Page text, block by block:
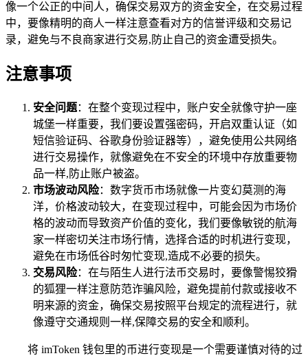
像一个公正的中间人，确保交易双方的资金安全，在交易过程
中，要像精明的商人一样注意查看对方的信誉评级和交易记
录，避免与不良商家进行交易,防止自己的资金遭受损失。
注意事项
安全问题：在整个变现过程中，账户安全就像守护一座
城堡一样重要，我们要设置强密码，开启双重认证（如
短信验证码、谷歌身份验证器等），避免使用公共网络
进行交易操作，就像避免在不安全的环境中存放重要物
品一样,防止账户被盗。
市场波动风险：数字货币市场就像一片变幻莫测的海
洋，价格波动较大，在变现过程中，可能会因为市场价
格的波动而导致资产价值的变化，我们要像敏锐的航海
家一样密切关注市场行情，选择合适的时机进行变现，
避免在市场低谷时匆忙变现,造成不必要的损失。
交易风险：在与陌生人进行法币交易时，要像警惕狡猾
的狐狸一样注意防范诈骗风险，避免提前付款或接收不
明来源的资金，确保交易按照平台规定的流程进行，就
像遵守交通规则一样,保障交易的安全和顺利。
将 imToken 钱包里的币进行变现是一个需要谨慎对待的过